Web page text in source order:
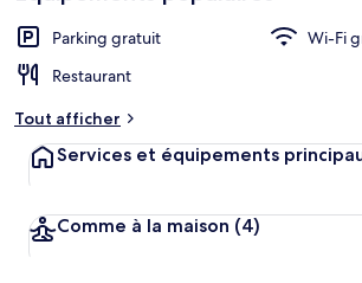
Parking gratuit
Wi-Fi
Restaurant
Tout afficher
Services et équipements
Comme à la maison (4)